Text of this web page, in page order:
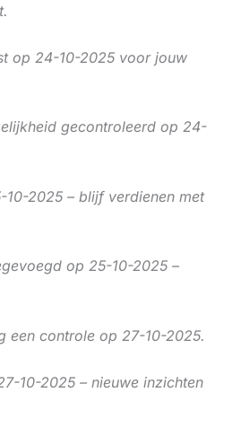
op 24-10-2025 voor jouw
gecontroleerd op 24-
10-2025 – blijf verdienen met
op 25-10-2025 –
een controle op 27-10-2025.
10-2025 – nieuwe inzichten